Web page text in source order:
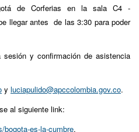
de Corferias en la sala C4 -
llegar antes de las 3:30 para poder
y confirmación de asistencia
y luciapulido@apccolombia.gov.co.
al siguiente link:
bogota-es-la-cumbre.